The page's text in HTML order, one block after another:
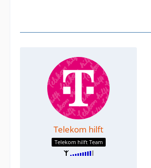
Telekom hilft
Telekom hilft Team